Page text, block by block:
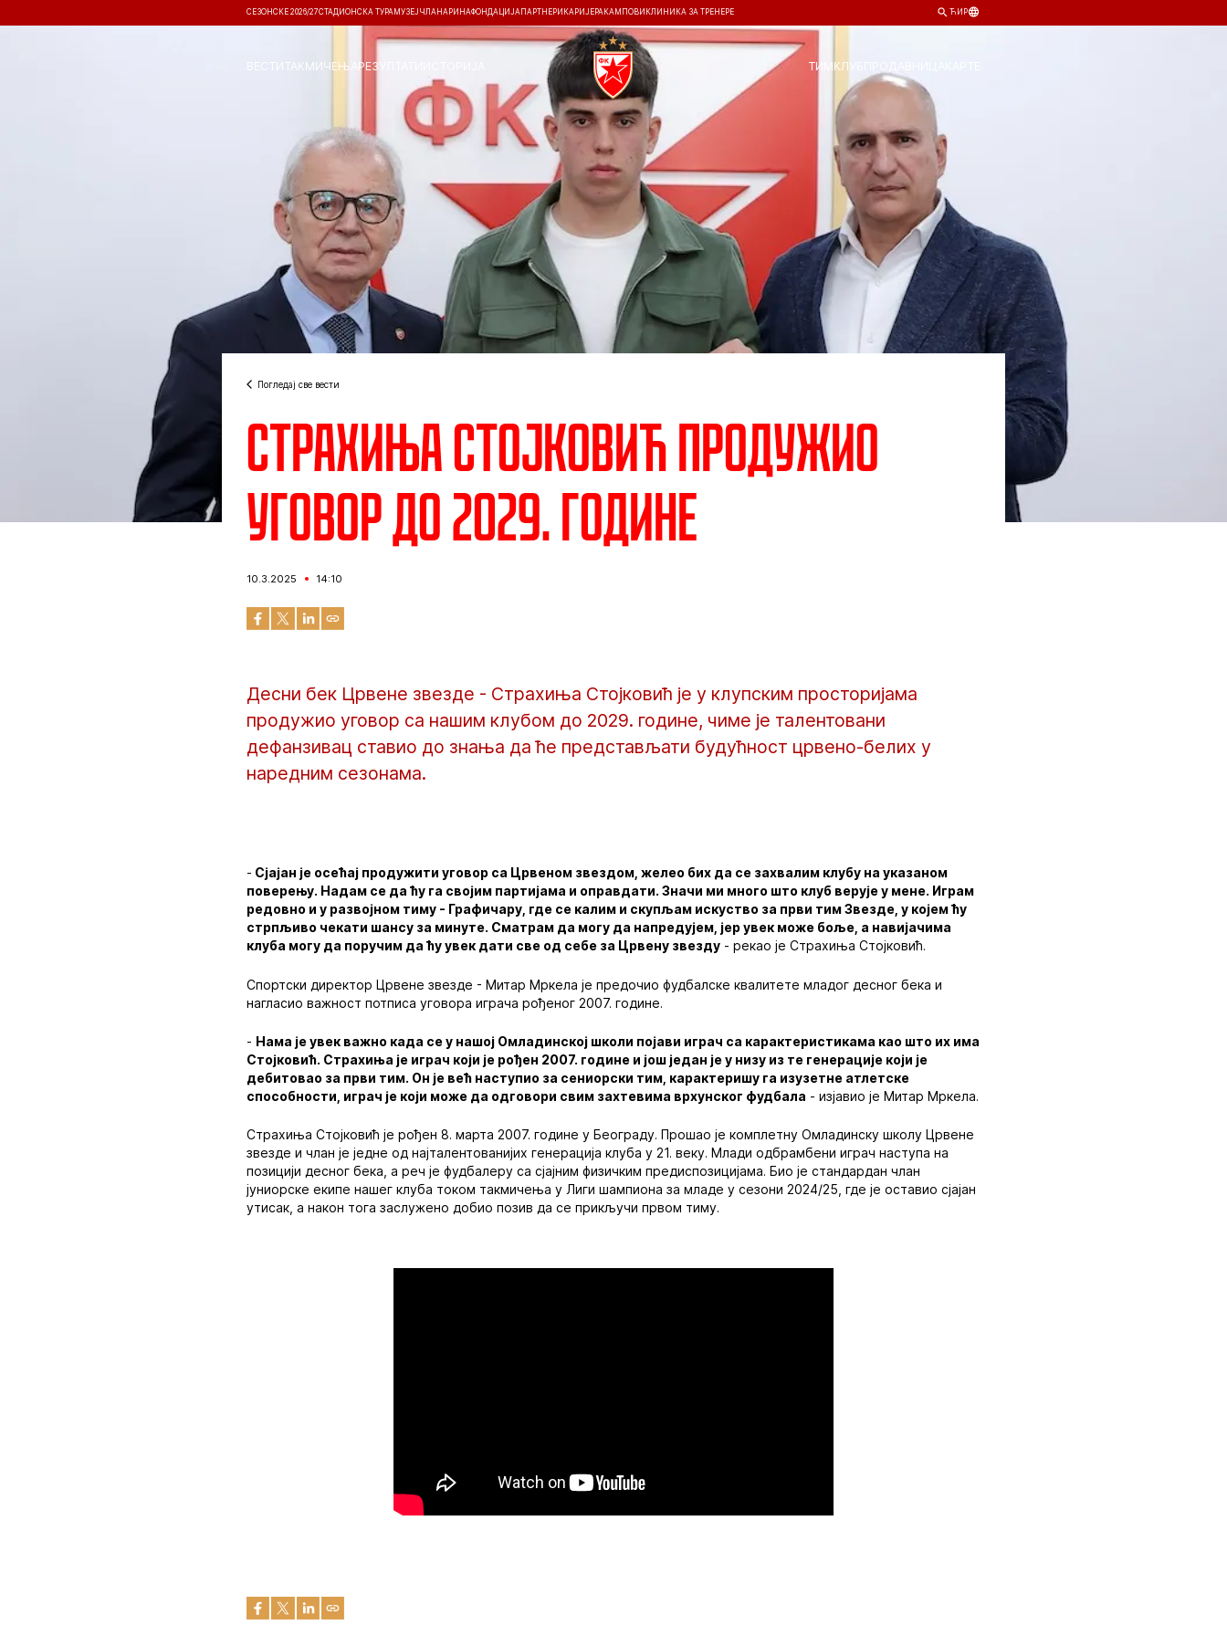
СЕЗОНСКЕ 2026/27СТАДИОНСКА ТУРА МУЗЕЈ ЧЛАНАРИНАФОНДАЦИЈА ПАРТНЕРИ КАРИЈЕРА КАМПОВИ КЛИНИКА ЗА ТРЕНЕРЕ ЋИР
ТАКМИЧЕЊА РЕЗУЛТАТИ ТИМКЛУБ
Погледај све вести
Страхиња Стојковић продужио
уговор до 2029. године
10.3.2025 14:10
Десни бек Црвене звезде - Страхиња Стојковић је у клупским просторијама
продужио уговор са нашим клубом до 2029. године, чиме је талентовани
дефанзивац ставио до знања да ће представљати будућност црвено-белих у
наредним сезонама.
- Сјајан је осећај продужити уговор са Црвеном звездом, желео бих да се захвалим клубу на указаном
поверењу. Надам се да ћу га својим партијама и оправдати. Значи ми много што клуб верује у мене. Играм
редовно и у развојном тиму - Графичару, где се калим и скупљам искуство за први тим Звезде, у којем ћу
стрпљиво чекати шансу за минуте. Сматрам да могу да напредујем, јер увек може боље, а навијачима
клуба могу да поручим да ћу увек дати све од себе за Црвену звезду - рекао је Страхиња Стојковић.
Спортски директор Црвене звезде - Митар Мркела је предочио фудбалске квалитете младог десног бека и
нагласио важност потписа уговора играча рођеног 2007. године.
- Нама је увек важно када се у нашој Омладинској школи појави играч са карактеристикама као што их има
Стојковић. Страхиња је играч који је рођен 2007. године и још један је у низу из те генерације који је
дебитовао за први тим. Он је већ наступио за сениорски тим, карактеришу га изузетне атлетске
способности, играч је који може да одговори свим захтевима врхунског фудбала - изјавио је Митар Мркела.
Страхиња Стојковић је рођен 8. марта 2007. године у Београду. Прошао је комплетну Омладинску школу Црвене
звезде и члан је једне од најталентованијих генерација клуба у 21. веку. Млади одбрамбени играч наступа на
позицији десног бека, а реч је фудбалеру са сјајним физичким предиспозицијама. Био је стандардан члан
јуниорске екипе нашег клуба током такмичења у Лиги шампиона за младе у сезони 2024/25, где је оставио сјајан
утисак, а након тога заслужено добио позив да се прикључи првом тиму.